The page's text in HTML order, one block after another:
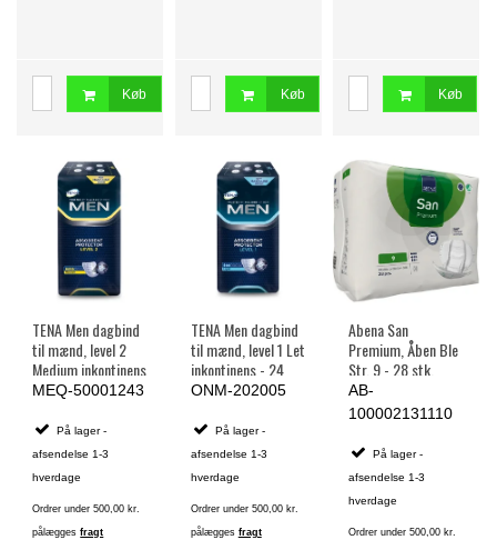
Køb Køb Køb
TENA Men dagbind
til mænd, level 2
Medium inkontinens
- 20 stk.
MEQ-50001243
På lager -
afsendelse 1-3
hverdage
Ordrer under 500,00 kr.
pålæggesfragt
TENA Men dagbind
til mænd, level 1 Let
inkontinens - 24
stk.
ONM-202005
På lager -
afsendelse 1-3
hverdage
Ordrer under 500,00 kr.
pålægges fragt
Abena San
Premium, Åben Ble
Str. 9 - 28 stk.
AB-
100002131110
På lager -
afsendelse 1-3
hverdage
Ordrer under 500,00 kr.